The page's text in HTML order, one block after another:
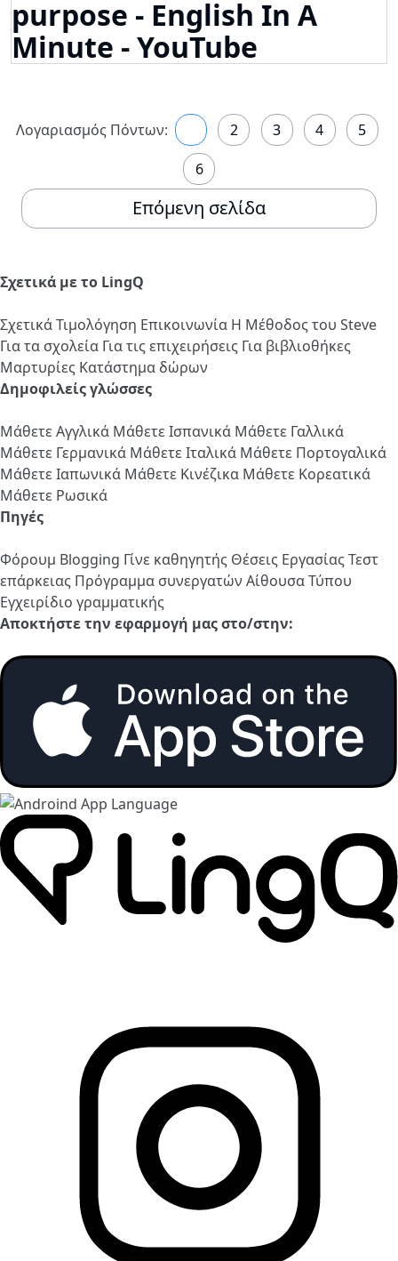
purpose - English In A
Minute - YouTube
Λογαριασμός Πόντων: 2 3 4
5
6
Επόμενη σελίδα
Σχετικά με το LingQ
ΣχετικάΤιμολόγηση Επικοινωνία Η Μέθοδος του Steve
Για τα σχολεία Για τις επιχειρήσεις Για βιβλιοθήκες
Μαρτυρίες Κατάστημα δώρων
Δημοφιλείς γλώσσες
Μάθετε Αγγλικά Μάθετε Ισπανικά Μάθετε Γαλλικά
Μάθετε Γερμανικά Μάθετε Ιταλικά Μάθετε Πορτογαλικά
Μάθετε Ιαπωνικά Μάθετε Κινέζικα Μάθετε Κορεατικά
Μάθετε Ρωσικά
Πηγές
Φόρουμ Blogging Γίνε καθηγητής Θέσεις ΕργασίαςΤεστ
επάρκειας Πρόγραμμα συνεργατών Αίθουσα Τύπου
Εγχειρίδιο γραμματικής
Αποκτήστε την εφαρμογή μας στο/στην: